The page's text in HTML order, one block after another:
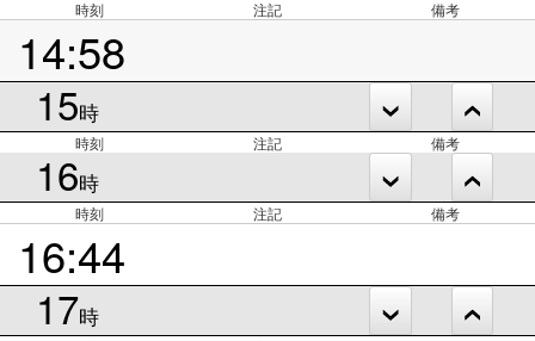
時刻 注記 備考
14:58
15時
時刻 注記 備考
16時
時刻 注記 備考
16:44
17時